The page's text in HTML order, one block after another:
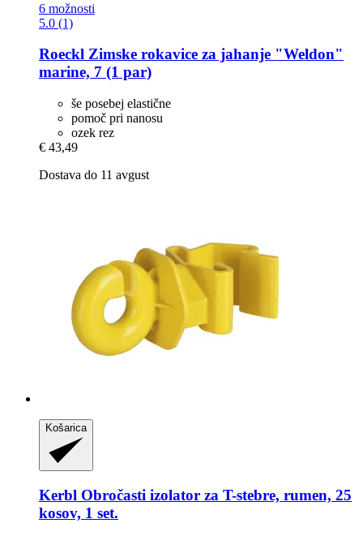
6 možnosti
5.0 (1)
Roeckl Zimske rokavice za jahanje "Weldon"
marine, 7 (1 par)
še posebej elastične
pomoč pri nanosu
ozek rez
€ 43,49
Dostava do 11 avgust
Košarica
Kerbl Obročasti izolator za T-​stebre, rumen, 25
kosov, 1 set.